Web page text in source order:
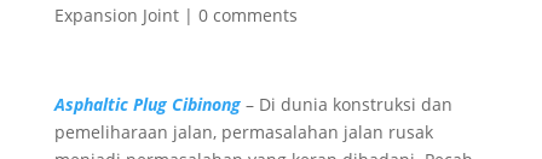
Expansion Joint| 0 comments
Asphaltic Plug Cibinong– Di dunia konstruksi dan
pemeliharaan jalan, permasalahan jalan rusak